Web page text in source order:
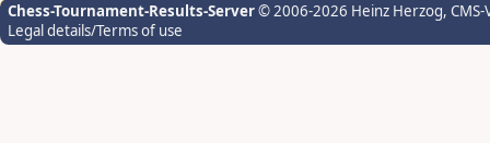
Chess-Tournament-Results-Server© 2006-2026 Heinz Herzog,
Legal details/Terms of use